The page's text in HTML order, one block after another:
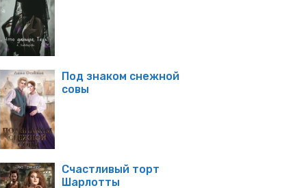
Под знаком снежной
совы
Счастливый торт
Шарлотты